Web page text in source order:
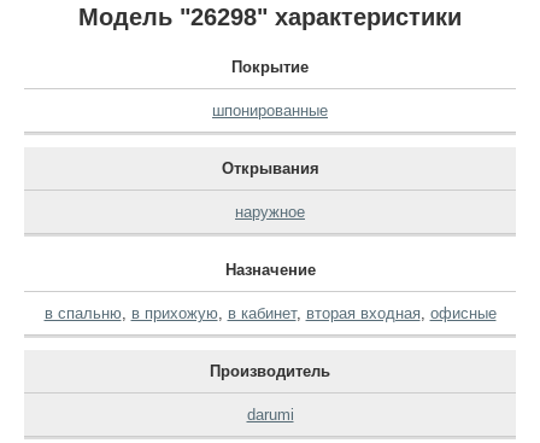
Модель "26298" характеристики
Покрытие
шпонированные
Открывания
наружное
Назначение
в спальню, в прихожую, в кабинет, вторая входная, офисные
Производитель
darumi